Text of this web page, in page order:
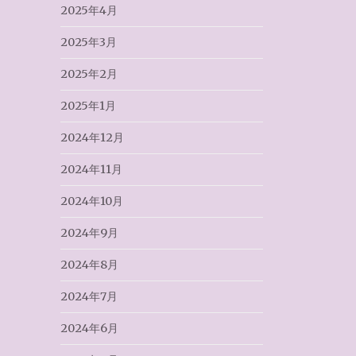
2025年4月
2025年3月
2025年2月
2025年1月
2024年12月
2024年11月
2024年10月
2024年9月
2024年8月
2024年7月
2024年6月